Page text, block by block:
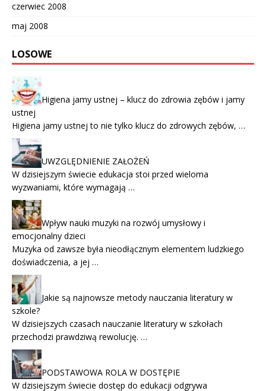
czerwiec 2008
maj 2008
LOSOWE
Higiena jamy ustnej – klucz do zdrowia zębów i jamy
ustnej
Higiena jamy ustnej to nie tylko klucz do zdrowych zębów, …
UWZGLĘDNIENIE ZAŁOŻEŃ
W dzisiejszym świecie edukacja stoi przed wieloma
wyzwaniami, które wymagają …
Wpływ nauki muzyki na rozwój umysłowy i
emocjonalny dzieci
Muzyka od zawsze była nieodłącznym elementem ludzkiego
doświadczenia, a jej …
Jakie są najnowsze metody nauczania literatury w
szkole?
W dzisiejszych czasach nauczanie literatury w szkołach
przechodzi prawdziwą rewolucję. …
PODSTAWOWA ROLA W DOSTĘPIE
W dzisiejszym świecie dostęp do edukacji odgrywa